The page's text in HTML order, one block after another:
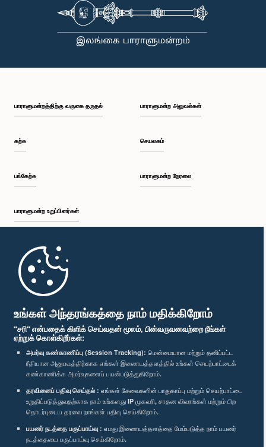
உங்கள் அந்தரங்கத்தை நாம் மதிக்கிறோம்
"சரி" என்பதைக் கிளிக் செய்வதன் மூலம், பின்வருவனவற்றை நீங்கள்
ஏற்றுக் கொள்கிறீர்கள்:
அமர்வு கண்காணிப்பு (Session Tracking): மென்மையான மற்றும் தனிப்பட்ட
ரீதியான அனுபவத்திற்காக எங்கள் இணையத்தளத்தில் உங்கள் செயற்பாட்டைக்
கண்காணிக்க அமர்வுகளைப் பயன்படுத்துகிறோம்.
தரவினைப் பதிவு செய்தல் : எங்கள் சேவைகளின் பாதுகாப்பு மற்றும் செயற்பாட்டை
உறுதிப்படுத்துவதற்காக நாம் உங்களது IP முகவரி, சாதன விவரங்கள் மற்றும் பிற
தொடர்புடைய தரவை நாங்கள் பதிவு செய்கிறோம்.
பயனர் நடத்தை பகுப்பாய்வு : எமது இணையத்தளத்தை மேம்படுத்த நாம் பயனர்
நடத்தையை பகுப்பாய்வு செய்கிறோம்.
பாராளுமன்றத்திற்கு வருகை தருதல்
கற்க
பங்கேற்க
பாராளுமன்ற உறுப்பினர்கள்
முதற்பக்கம்
பாராளுமன்ற அலுவல்கள்
செயலகம்
பாராளுமன்ற நேரலை
பாராளுமன்ற கையடக்க செயலி
எம்மை பின்தொடர்க :
விருதுகள்
தனியுரிமைக் கொள்கை